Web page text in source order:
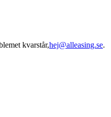
kvarstår,hej@alleasing.se.